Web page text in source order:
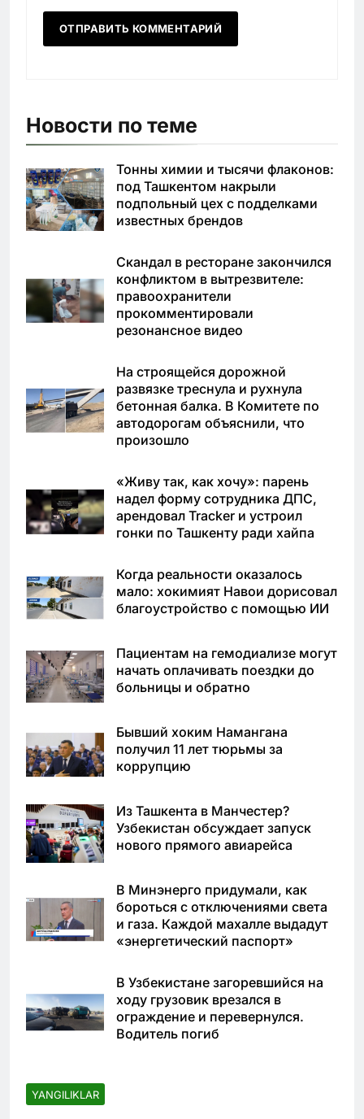
Новости по теме
Тонны химии и тысячи флаконов:
под Ташкентом накрыли
подпольный цех с подделками
известных брендов
Скандал в ресторане закончился
конфликтом в вытрезвителе:
правоохранители
прокомментировали
резонансное видео
На строящейся дорожной
развязке треснула и рухнула
бетонная балка. В Комитете по
автодорогам объяснили, что
произошло
«Живу так, как хочу»: парень
надел форму сотрудника ДПС,
арендовал Tracker и устроил
гонки по Ташкенту ради хайпа
Когда реальности оказалось
мало: хокимият Навои дорисовал
благоустройство с помощью ИИ
Пациентам на гемодиализе могут
начать оплачивать поездки до
больницы и обратно
Бывший хоким Намангана
получил 11 лет тюрьмы за
коррупцию
Из Ташкента в Манчестер?
Узбекистан обсуждает запуск
нового прямого авиарейса
В Минэнерго придумали, как
бороться с отключениями света
и газа. Каждой махалле выдадут
«энергетический паспорт»
В Узбекистане загоревшийся на
ходу грузовик врезался в
ограждение и перевернулся.
Водитель погиб
YANGILIKLAR